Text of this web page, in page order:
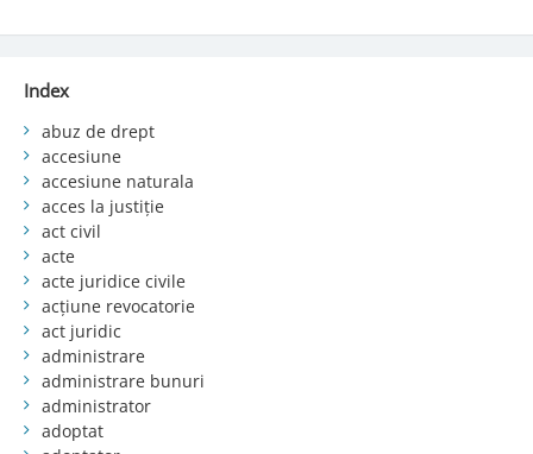
Index
abuz de drept
accesiune
accesiune naturala
acces la justiție
act civil
acte
acte juridice civile
acțiune revocatorie
act juridic
administrare
administrare bunuri
administrator
adoptat